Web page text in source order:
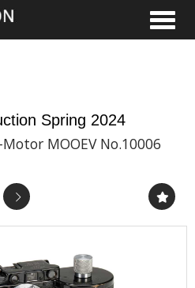
Spring 2024
MOOEV No.10006